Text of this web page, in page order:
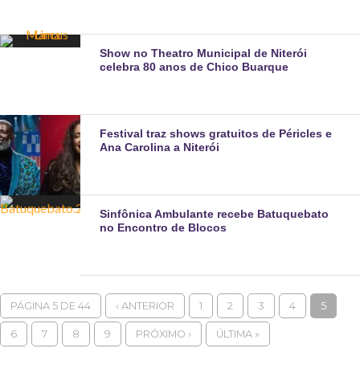
Show no Theatro Municipal de Niterói
celebra 80 anos de Chico Buarque
Festival traz shows gratuitos de Péricles e
Ana Carolina a Niterói
Sinfônica Ambulante recebe Batuquebato
no Encontro de Blocos
PÁGINA 5 DE 44 ‹ ANTERIOR 1 2 3 4 5
6 7 8 9 PRÓXIMO › ÚLTIMA »